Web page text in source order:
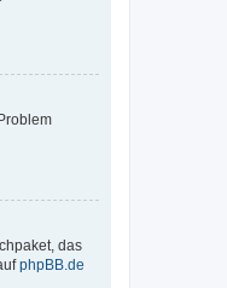
das
phpBB.de